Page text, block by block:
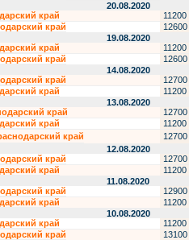
20.08.2020
край
11200
край
12600
19.08.2020
край
11200
край
12600
14.08.2020
край
12700
край
11200
13.08.2020
край
12700
край
11200
край
12700
12.08.2020
край
12700
край
11200
11.08.2020
край
12900
край
11200
10.08.2020
край
11200
край
13100